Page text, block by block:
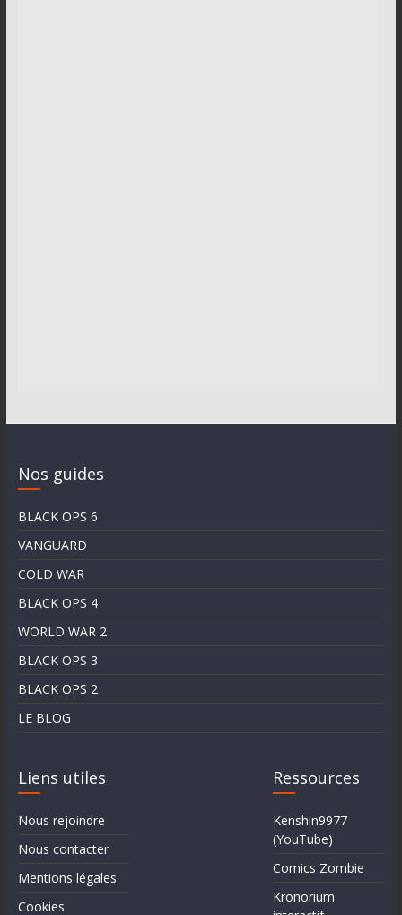
Nos guides
BLACK OPS 6
VANGUARD
COLD WAR
BLACK OPS 4
WORLD WAR 2
BLACK OPS 3
BLACK OPS 2
LE BLOG
Liens utiles
Nous rejoindre
Nous contacter
Mentions légales
Cookies
Ressources
Kenshin9977
(YouTube)
Comics Zombie
Kronorium